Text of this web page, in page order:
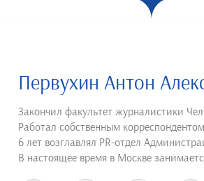
Первухин Антон
Закончил факультет журналистики
Работал собственным
6 лет возглавлял PR-отдел
В настоящее время в Москве